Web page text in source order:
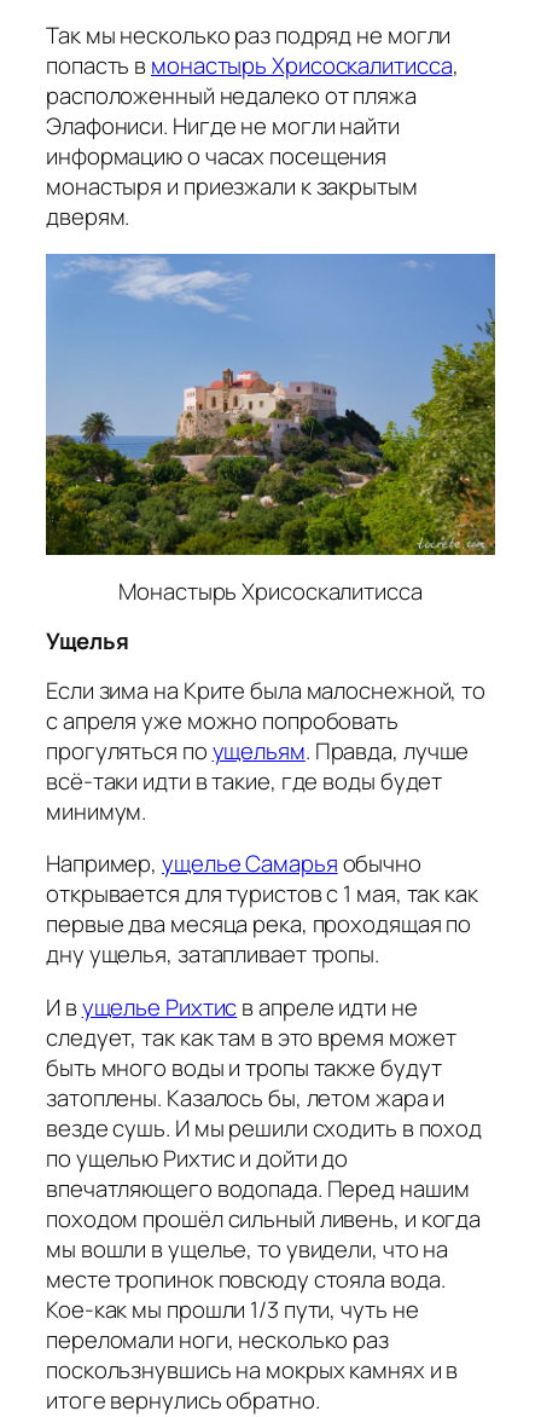
Так мы несколько раз подряд не могли
попасть вмонастырь Хрисоскалитисса,
расположенный недалеко от пляжа
Элафониси. Нигде не могли найти
информацию о часах посещения
монастыря и приезжали к закрытым
дверям.
Монастырь Хрисоскалитисса
Ущелья
Если зима на Крите была малоснежной, то
с апреля уже можно попробовать
прогуляться поущельям. Правда, лучше
всё-таки идти в такие, где воды будет
минимум.
Например,ущелье Самарьяобычно
открывается для туристов с 1 мая, так как
первые два месяца река, проходящая по
дну ущелья, затапливает тропы.
И вущелье Рихтисв апреле идти не
следует, так как там в это время может
быть много воды и тропы также будут
затоплены. Казалось бы, летом жара и
везде сушь. И мы решили сходить в поход
по ущелью Рихтис и дойти до
впечатляющего водопада. Перед нашим
походом прошёл сильный ливень, и когда
мы вошли в ущелье, то увидели, что на
месте тропинок повсюду стояла вода.
Кое-как мы прошли 1/3 пути, чуть не
переломали ноги, несколько раз
поскользнувшись на мокрых камнях и в
итоге вернулись обратно.